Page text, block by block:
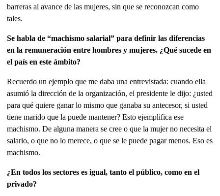
barreras al avance de las mujeres, sin que se reconozcan como
tales.
Se habla de “machismo salarial” para definir las diferencias
en la remuneración entre hombres y mujeres. ¿Qué sucede en
el país en este ámbito?
Recuerdo un ejemplo que me daba una entrevistada: cuando ella
asumió la dirección de la organización, el presidente le dijo: ¿usted
para qué quiere ganar lo mismo que ganaba su antecesor, si usted
tiene marido que la puede mantener? Esto ejemplifica ese
machismo. De alguna manera se cree o que la mujer no necesita el
salario, o que no lo merece, o que se le puede pagar menos. Eso es
machismo.
¿En todos los sectores es igual, tanto el público, como en el
privado?